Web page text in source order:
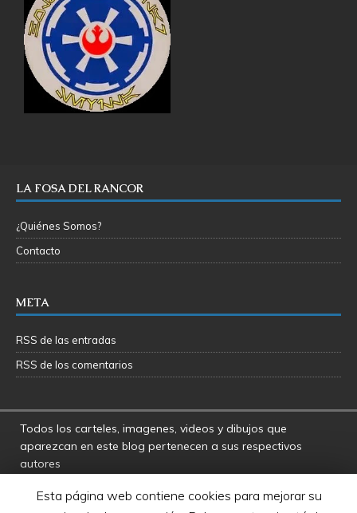
LA FOSA DEL RANCOR
¿Quiénes Somos?
Contacto
META
RSS de las entradas
RSS de los comentarios
Todos los carteles, imagenes, videos y dibujos que
aparezcan en este blog pertenecen a sus respectivos
autores
responsables por las opiniones manifestadas por los
Esta página web contiene cookies para mejorar su